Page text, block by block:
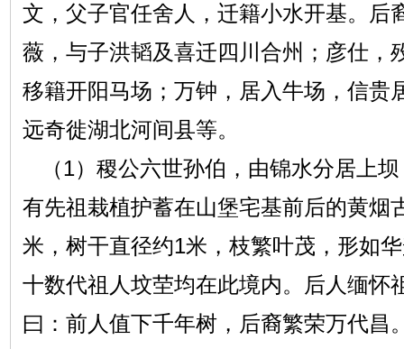
文，父子官任舍人，迁籍小水开基。后
薇，与子洪韬及喜迁四川合州；彦仕，
移籍开阳马场；万钟，居入牛场，信贵
远奇徙湖北河间县等。
（1）稷公六世孙伯，由锦水分居上
有先祖栽植护蓄在山堡宅基前后的黄烟
米，树干直径约1米，枝繁叶茂，形如
十数代祖人坟茔均在此境内。后人缅怀
曰：前人值下千年树，后裔繁荣万代昌